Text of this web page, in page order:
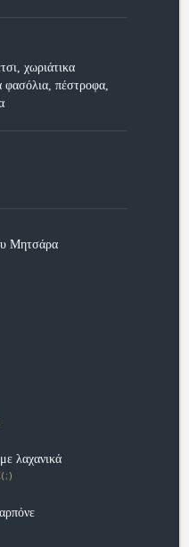
χωριάτικα
φασόλια, πέστροφα,
Μητσάρα
λαχανικά